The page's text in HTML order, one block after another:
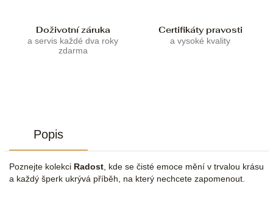
Doživotní záruka
a servis každé dva roky
zdarma
Certifikáty pravosti
a vysoké kvality
Popis
Poznejte kolekci Radost , kde se čisté emoce mění v trvalou krásu
a každý šperk ukrývá příběh, na který nechcete zapomenout.